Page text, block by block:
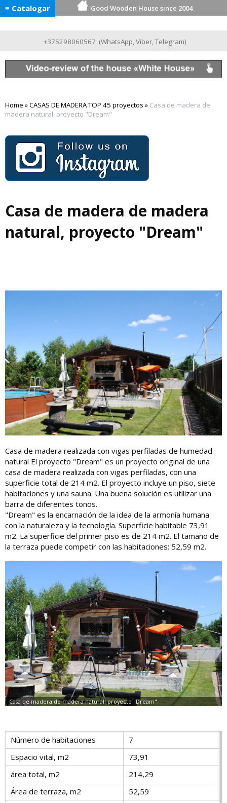
≡ Catalogar Good Wooden House since 2004
+375298060567 (WhatsApp,Viber,Telegram)
Home »CASAS DE MADERA TOP 45 proyectos » Casa de madera de
madera natural, proyecto "Dream"
Casa de madera de madera
natural, proyecto "Dream"
Casa de madera realizada con vigas perfiladas de humedad
natural El proyecto "Dream" es un proyecto original de una
casa de madera realizada con vigas perfiladas, con una
superficie total de 214 m2. El proyecto incluye un piso, siete
habitaciones y una sauna. Una buena solución es utilizar una
barra de diferentes tonos.
"Dream" es la encarnación de la idea de la armonía humana
con la naturaleza y la tecnología. Superficie habitable 73,91
m2. La superficie del primer piso es de 214 m2. El tamaño de
la terraza puede competir con las habitaciones: 52,59 m2.
Número de habitaciones
7
Espacio vital, m2
73,91
área total, m2
214,29
Área de terraza, m2
52,59